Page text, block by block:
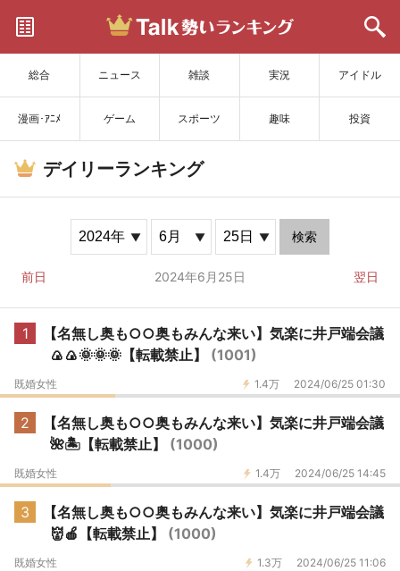
総合 ニュース 雑談 実況 アイドル
漫画･ｱﾆﾒ ゲーム スポーツ 趣味 投資
サイトを更新
デイリーランキング
検索
前日 2024年6月25日 翌日
1
【名無し奥も○○奥もみんな来い】気楽に井戸端会議
🍙🍙🌞🌞🌞【転載禁止】 (1001)
1.4万 2024/06/25 01:30
既婚女性
2
【名無し奥も○○奥もみんな来い】気楽に井戸端会議
🌺🏝️【転載禁止】 (1000)
1.4万 2024/06/25 14:45
既婚女性
3
【名無し奥も○○奥もみんな来い】気楽に井戸端会議
👹🍎【転載禁止】 (1000)
1.3万 2024/06/25 11:06
既婚女性